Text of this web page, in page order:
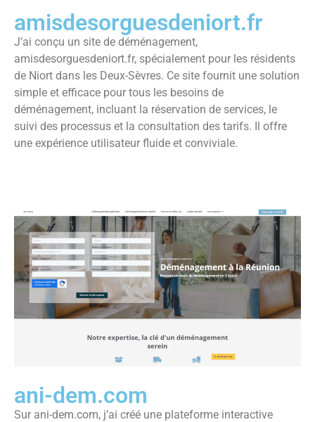
amisdesorguesdeniort.fr
J’ai conçu un site de déménagement,
amisdesorguesdeniort.fr, spécialement pour les résidents
de Niort dans les Deux-Sèvres. Ce site fournit une solution
simple et efficace pour tous les besoins de
déménagement, incluant la réservation de services, le
suivi des processus et la consultation des tarifs. Il offre
une expérience utilisateur fluide et conviviale.
ani-dem.com
Sur ani-dem.com, j’ai créé une plateforme interactive